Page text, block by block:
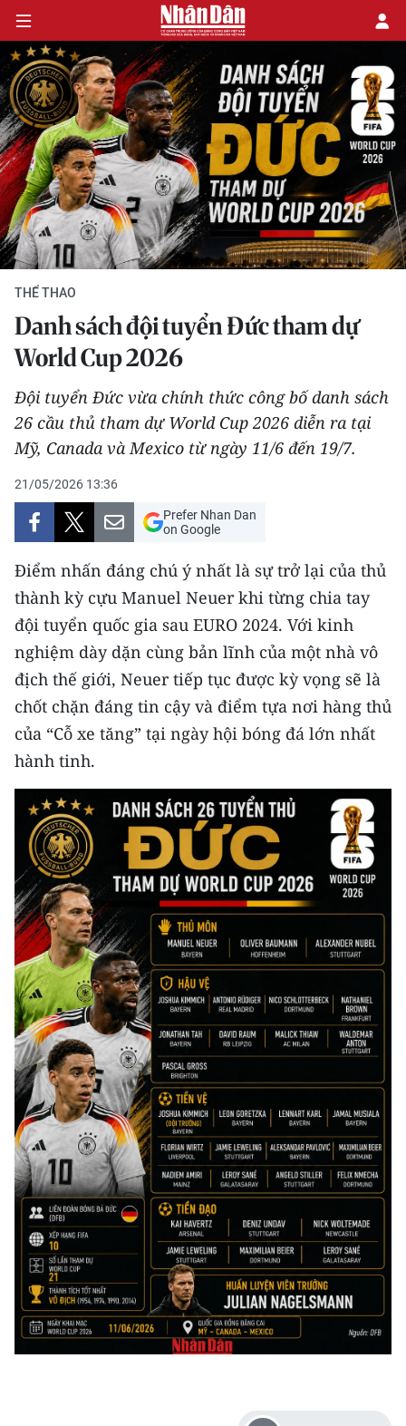
CHÍNH TRỊ
KINH TẾ
VĂN HÓA
XÃ HỘI
PHÁP LUẬT
DU LỊCH
THẾ GIỚI
THỂ THAO
Y TẾ
KHOA HỌC - CÔNG NGHỆ
MÔI TRƯỜNG
BẠN ĐỌC
KIỂM CHỨNG THÔNG TIN
TRI THỨC CHUYÊN SÂU
CHƯƠNG TRÌNH OCOP - MỖI XÃ
MỘT SẢN PHẨM
RADIO
MEDIA CENTER
E-Magazine
Video
Media Chính trị
Media Kinh tế
Media Văn hóa
Media Xã hội
Media Pháp luật
Media Du lịch
Media Thế giới
Media Thể thao
THỂ THAO
Danh sách đội tuyển Đức tham dự
World Cup 2026
Đội tuyển Đức vừa chính thức công bố danh sách
26 cầu thủ tham dự World Cup 2026 diễn ra tại
Mỹ, Canada và Mexico từ ngày 11/6 đến 19/7.
21/05/2026 13:36
Prefer Nhan Dan
on Google
Điểm nhấn đáng chú ý nhất là sự trở lại của thủ
thành kỳ cựu Manuel Neuer khi từng chia tay
đội tuyển quốc gia sau EURO 2024. Với kinh
nghiệm dày dặn cùng bản lĩnh của một nhà vô
địch thế giới, Neuer tiếp tục được kỳ vọng sẽ là
chốt chặn đáng tin cậy và điểm tựa nơi hàng thủ
của “Cỗ xe tăng” tại ngày hội bóng đá lớn nhất
hành tinh.